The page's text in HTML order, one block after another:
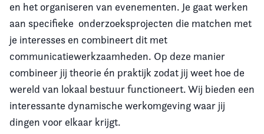
en het organiseren van evenementen. Je gaat werken
aan specifieke onderzoeksprojecten die matchen met
je interesses en combineert dit met
communicatiewerkzaamheden. Op deze manier
combineer jij theorie én praktijk zodat jij weet hoe de
wereld van lokaal bestuur functioneert. Wij bieden een
interessante dynamische werkomgevingwaar jij
dingen voor elkaar krijgt.